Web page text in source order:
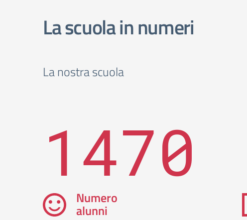
La scuola in numeri
La nostra scuola
1470
Numero
alunni